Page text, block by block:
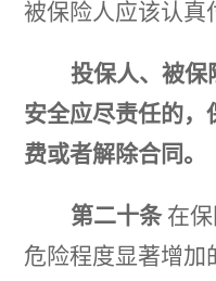
被保险人应该认真
投保人、被保
安全应尽责任的，
费或者解除合同。
第二十条 在
危险程度显著增加